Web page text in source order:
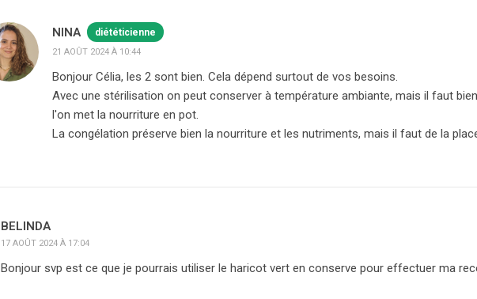
NINA diététicienne
21 AOÛT 2024 À 10:44
Bonjour Célia, les 2 sont bien. Cela dépend surtout de vos besoins.
Avec une stérilisation on peut conserver à température ambiante, mais il faut
l'on met la nourriture en pot.
La congélation préserve bien la nourriture et les nutriments, mais il faut de la
BELINDA
17 AOÛT 2024 À 17:04
Bonjour svp est ce que je pourrais utiliser le haricot vert en conserve pour effectuer ma